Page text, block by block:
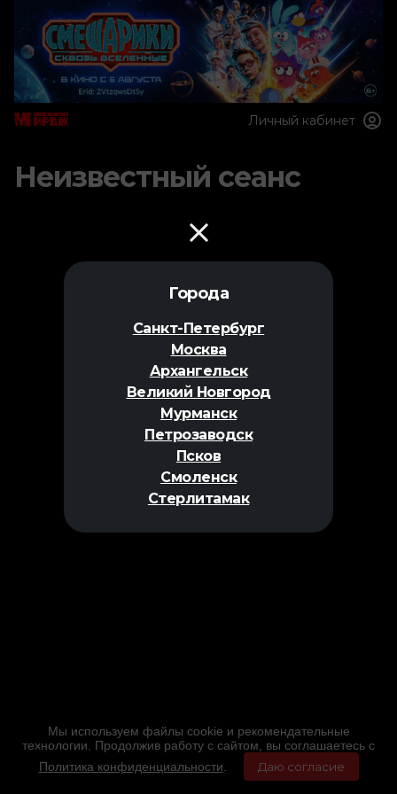
Города
Санкт-Петербург
Москва
Архангельск
Великий Новгород
Мурманск
Петрозаводск
Псков
Смоленск
Стерлитамак
Личный кабинет
Неизвестный сеанс
Мы используем файлы cookie и рекомендательные
технологии. Продолжив работу с сайтом, вы соглашаетесь с
Политика конфиденциальности
Даю согласие